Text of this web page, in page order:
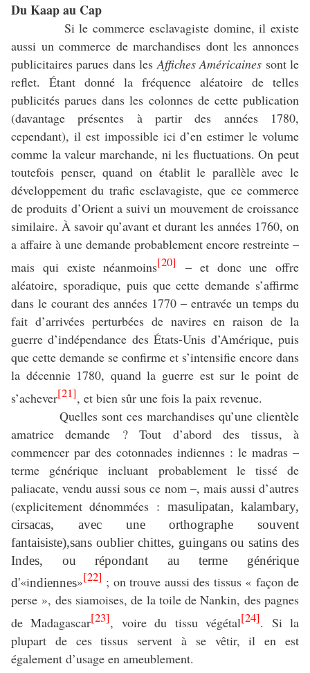
Du Kaap au Cap
Si le commerce esclavagiste domine, il existe
aussi un commerce de marchandises dont les annonces
publicitaires parues dans lesAffiches Américaines sont le
reflet. Étant donné la fréquence aléatoire de telles
publicités parues dans les colonnes de cette publication
(davantage présentes à partir des années 1780,
cependant), il est impossible ici d’en estimer le volume
comme la valeur marchande, ni les fluctuations. On peut
toutefois penser, quand on établit le parallèle avec le
développement du trafic esclavagiste, que ce commerce
deproduits d’Orient a suivi un mouvement de croissance
similaire. À savoir qu’avant et durant les années 1760, on
a affaire à une demande probablement encore restreinte –
mais qui existe néanmoins[20]
– et donc une offre
aléatoire, sporadique, puis que cette demande s’affirme
dans le courant des années 1770 – entravée un temps du
fait d’arrivées perturbées de navires en raison de la
guerre d’indépendance des États-Unis d’Amérique, puis
que cette demande se confirme et s’intensifie encore dans
la décennie 1780, quand la guerre est sur le point de
s’achever[21], et bien sûr une fois la paix revenue.
Quelles sont ces marchandises qu’une clientèle
amatrice demande ? Tout d’abord des tissus, à
commencer par des cotonnades indiennes : le madras –
terme générique incluant probablement le tissé de
paliacate, vendu aussi sous ce nom –, mais aussi d’autres
(explicitement dénommées : masulipatan, kalambary,
cirsacas, avec une orthographe souvent
fantaisiste),sans oublier chittes, guingans ou satins des
Indes, ou répondant au terme générique
d'«indiennes»[22] ; on trouve aussi des tissus « façon de
perse », des siamoises, de la toile de Nankin, des pagnes
de Madagascar[23], voire du tissu végétal[24]. Si la
plupart de ces tissus servent à se vêtir, il en est
également d’usage en ameublement.